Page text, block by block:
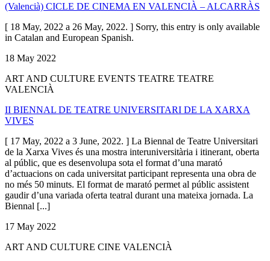
(Valencià) CICLE DE CINEMA EN VALENCIÀ – ALCARRÀS
[ 18 May, 2022 a 26 May, 2022. ] Sorry, this entry is only available
in Catalan and European Spanish.
18 May 2022
ART AND CULTURE EVENTS TEATRE TEATRE
VALENCIÀ
II BIENNAL DE TEATRE UNIVERSITARI DE LA XARXA
VIVES
[ 17 May, 2022 a 3 June, 2022. ] La Biennal de Teatre Universitari
de la Xarxa Vives és una mostra interuniversitària i itinerant, oberta
al públic, que es desenvolupa sota el format d’una marató
d’actuacions on cada universitat participant representa una obra de
no més 50 minuts. El format de marató permet al públic assistent
gaudir d’una variada oferta teatral durant una mateixa jornada. La
Biennal [...]
17 May 2022
ART AND CULTURE CINE VALENCIÀ